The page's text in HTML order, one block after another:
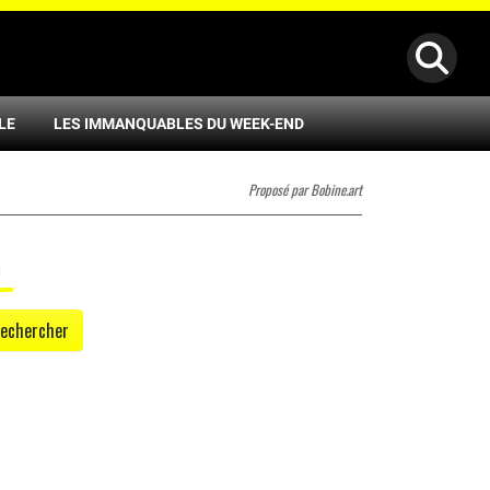
LES IMMANQUABLES DU WEEK-END
Proposé par Bobine.art